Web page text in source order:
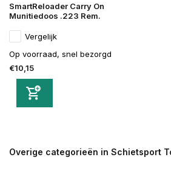
SmartReloader Carry On
Munitiedoos .223 Rem.
Vergelijk
Op voorraad, snel bezorgd
€10,15
Overige categorieën in Schietsport